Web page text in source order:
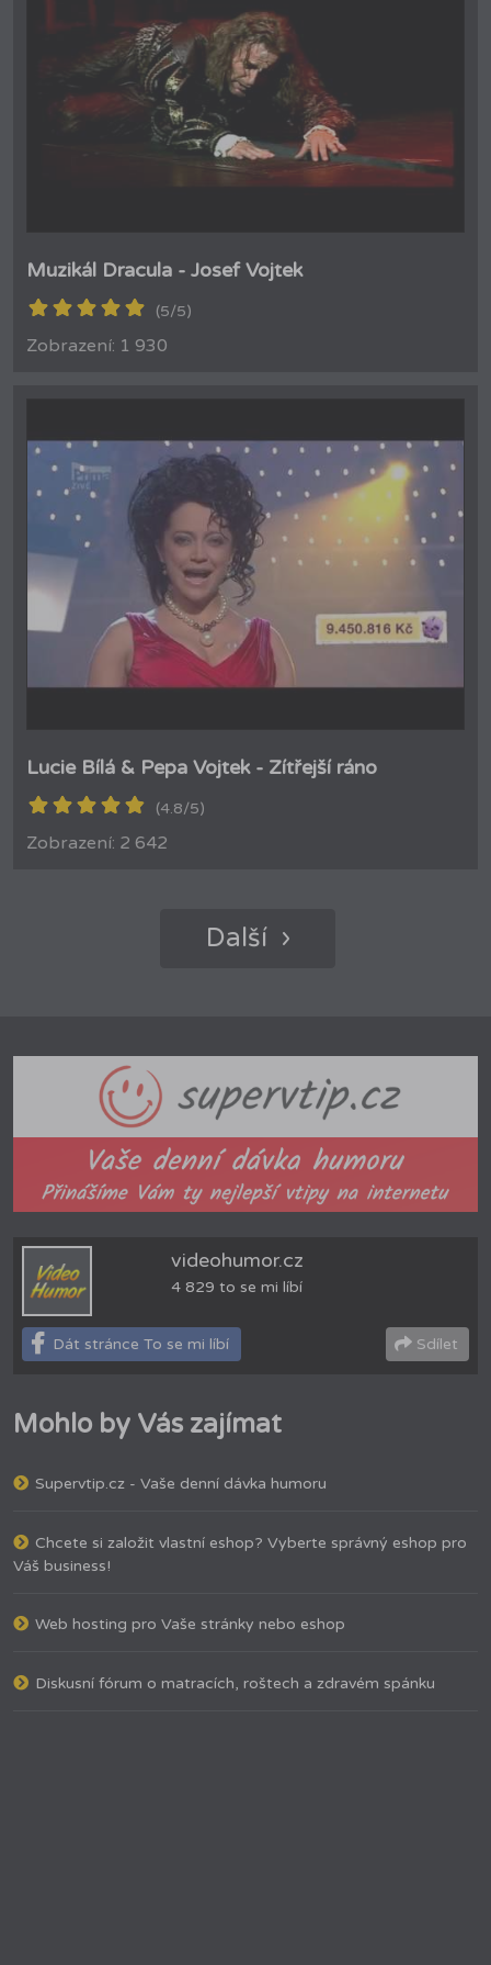
Muzikál Dracula - Josef Vojtek
(5/5)
Zobrazení: 1 930
Lucie Bílá & Pepa Vojtek - Zítřejší ráno
(4.8/5)
Zobrazení: 2 642
Další ›
videohumor.cz
4 829 to se mi líbí
Dát stránce To se mi líbí Sdílet
Mohlo by Vás zajímat
Supervtip.cz - Vaše denní dávka humoru
Chcete si založit vlastní eshop? Vyberte správný eshop pro
Váš business!
Web hosting pro Vaše stránky nebo eshop
Diskusní fórum o matracích, roštech a zdravém spánku